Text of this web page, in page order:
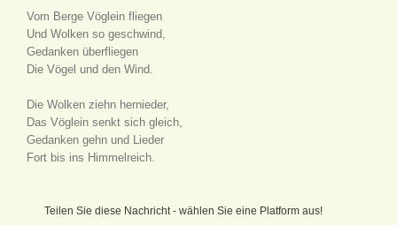
Vom Berge Vöglein fliegen
Und Wolken so geschwind,
Gedanken überfliegen
Die Vögel und den Wind.
Die Wolken ziehn hernieder,
Das Vöglein senkt sich gleich,
Gedanken gehn und Lieder
Fort bis ins Himmelreich.
Teilen Sie diese Nachricht - wählen Sie eine Platform aus!